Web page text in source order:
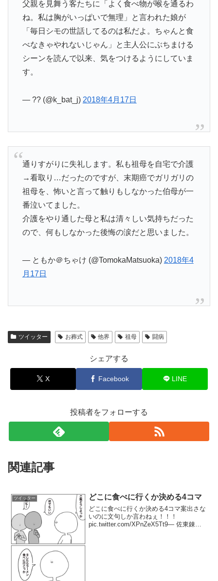
父親を見舞う客たちに「よく食べ物が喉を通るわ
ね。私は胸がいっぱいで無理」と言われた娘が
「毎日シモの世話してるのは私だよ。ちゃんと食
べなきゃやれないじゃん」と主人公にぶちまける
シーンを読んで以来、気をつけるようにしていま
す。
— ?? (@k_bat_j) 2018年4月17日
通りすがりに失礼します。私も祖母を自宅で介護
→看取り…だったのですが、末期癌でガリガリの
祖母を、怖いと言って触りもしなかった伯母が一
番泣いてました。
介護をやり通した母と私は清々しい気持ちだった
ので、何もしなかった後悔の涙だと思いました。
— ともか＠ちゃけ (@TomokaMatsuoka) 2018年4
月17日
ツイッター お葬式 他界 祖母 闘病
シェアする
X Facebook LINE
投稿者をフォローする
関連記事
ツイッター どこに食べに行くか決める4コマ
どこに食べに行くか決める4コマ案出さな
いのに文句しか言わねぇ！！！
pic.twitter.com/XPnZeX5Tt9— 佐東錬太